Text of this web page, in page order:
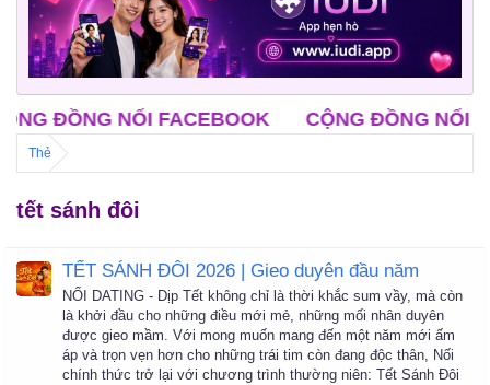
ĐỒNG NỐI FACEBOOK CỘNG ĐỒNG NỐI
Thẻ
tết sánh đôi
TẾT SÁNH ĐÔI 2026 | Gieo duyên đầu năm
NỐI DATING - Dịp Tết không chỉ là thời khắc sum vầy, mà còn
là khởi đầu cho những điều mới mẻ, những mối nhân duyên
được gieo mầm. Với mong muốn mang đến một năm mới ấm
áp và trọn vẹn hơn cho những trái tim còn đang độc thân, Nối
chính thức trở lại với chương trình thường niên: Tết Sánh Đôi